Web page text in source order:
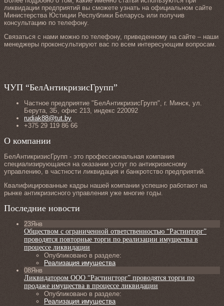
ликвидации предприятий вы сможете узнать на официальном сайте
Министерства Юстиции Республики Беларусь или получив
консультацию по телефону.
Связаться с нами можно по телефону, приведенному на сайте – наши
менеджеры проконсультируют вас по всем интересующим вопросам.
ЧУП “БелАнтикризисГрупп”
Частное предприятие "БелАнтикризисГрупп", г. Минск, ул.
Берута, 3Б, офис 213, индекс 220092
rudiak88@tut.by
+375 29 119 86 66
О компании
БелАнтикризисГрупп - это профессиональная компания
специализирующаяся на оказании услуг по антикризисному
управлению, в частности ликвидация и банкротство предприятий.
Квалифицированные кадры нашей компании успешно работают на
рынке антикризисного управления уже многие годы.
Последние новости
23Янв
Обществом с ограниченной ответственностью “Растинторг”
проводятся повторные торги по реализации имущества в
процессе ликвидации
Опубликовано в разделе:
Реализация имущества
08Янв
Ликвидатором ООО “Растингторг” проводятся торги по
продаже имущества в процессе ликвидации
Опубликовано в разделе:
Реализация имущества